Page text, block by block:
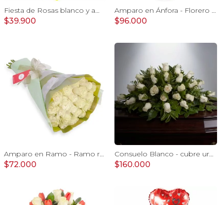
Fiesta de Rosas blanco y amarillo - arreglo con rosas, hypericum y globo feliz cumpleaños
$39.900
Amparo en Ánfora - Florero 24 rosas ecuatorianas blanco
$96.000
Amparo en Ramo - Ramo redondo 24 rosas ecuatorianas blanco
$72.000
Consuelo Blanco - cubre urna 40 rosas ecuatorianas blanco
$160.000